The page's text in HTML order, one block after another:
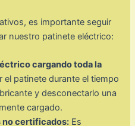
es importante seguir
nuestro patinete eléctrico:
cargando toda la
el patinete durante el tiempo
y desconectarlo una
cargado.
no certificados: Es